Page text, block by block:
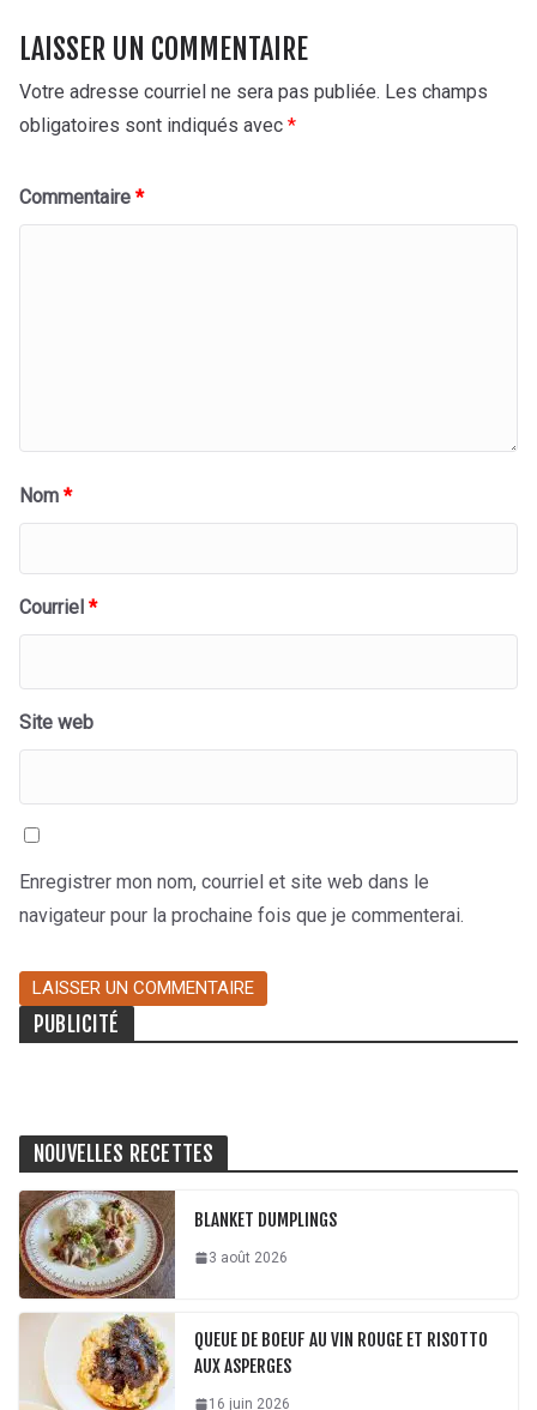
LAISSER UN COMMENTAIRE
Votre adresse courriel ne sera pas publiée. Les champs
obligatoires sont indiqués avec *
Commentaire *
Nom *
Courriel *
Site web
Enregistrer mon nom, courriel et site web dans le
navigateur pour la prochaine fois que je commenterai.
PUBLICITÉ
NOUVELLES RECETTES
BLANKET DUMPLINGS
3 août 2026
QUEUE DE BOEUF AU VIN ROUGE ET RISOTTO
AUX ASPERGES
16 juin 2026